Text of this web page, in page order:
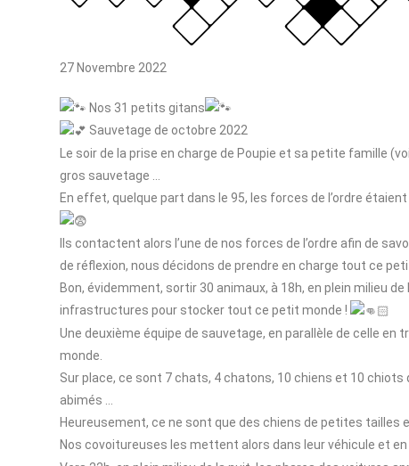
27 Novembre 2022
Nos 31 petits gitans
Sauvetage de octobre 2022
Le soir de la prise en charge de Poupie et sa petite famille
gros sauvetage …
En effet, quelque part dans le 95, les forces de l’ordre
Ils contactent alors l’une de nos forces de l’ordre afin de
de réflexion, nous décidons de prendre en charge tout ce
Bon, évidemment, sortir 30 animaux, à 18h, en plein milieu
infrastructures pour stocker tout ce petit monde !
Une deuxième équipe de sauvetage, en parallèle de celle
monde.
Sur place, ce sont 7 chats, 4 chatons, 10 chiens et 10
abimés …
Heureusement, ce ne sont que des chiens de petites tailles
Nos covoitureuses les mettent alors dans leur véhicule et